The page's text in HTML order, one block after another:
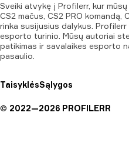
Sveiki atvykę į Profilerr, kur
CS2 mačus, CS2 PRO komandą,
rinka susijusius dalykus.
esporto turinio. Mūsų autoriai
patikimas ir savalaikes esporto
pasaulio.
TaisyklėsSąlygos
© 2022—2026 PROFILERR